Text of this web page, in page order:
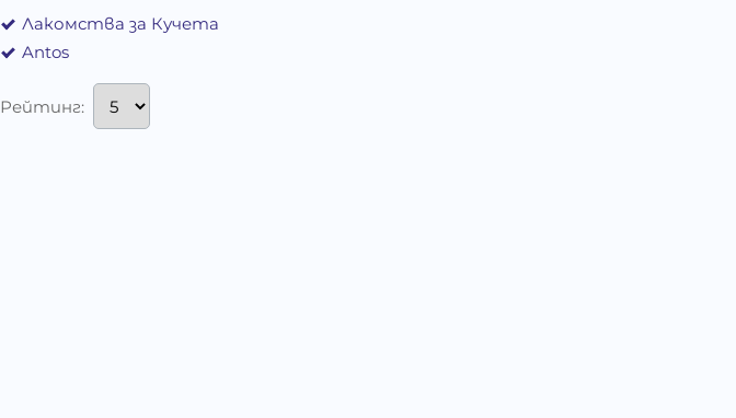
Лакомства за Кучета
Antos
Рейтинг: